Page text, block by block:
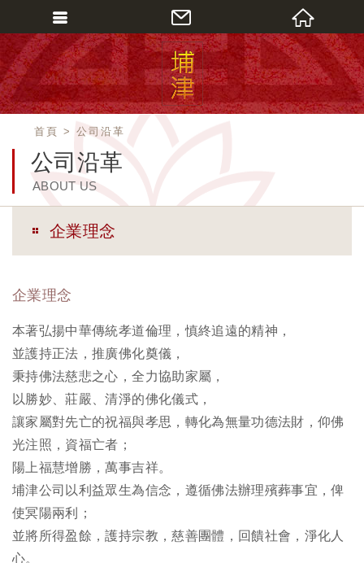
首頁 公司沿革
公司沿革
ABOUT US
企業理念
企業理念
本著弘揚中華傳統孝道倫理，慎終追遠的精神，
並護持正法，推廣佛化奠儀，
秉持佛法慈悲之心，全力協助家屬，
以勝妙、莊嚴、清淨的佛化儀式，
讓家屬對先亡的祝福與孝思，轉化為無量功德法財，仰佛
光注照，資福亡者；
陽上福慧增勝，萬事吉祥。
埔津公司以利益眾生為信念，遵循佛法辦理殯葬事宜，俾
使冥陽兩利；
並將所得盈餘，護持宗教，慈善團體，回饋社會，淨化人
心。
會員登入
會員登入(燈箱)
加入會員
個人資料修改
填寫匯款通知